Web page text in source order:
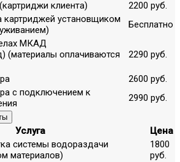
клиента)
2200 руб.
картриджей установщиком
Бесплатно
МКАД
(материалы оплачиваются
2290 руб.
2600 руб.
с подключением к
2990 руб.
Услуга
Цена
системы водораздачи
материалов)
1800
руб.